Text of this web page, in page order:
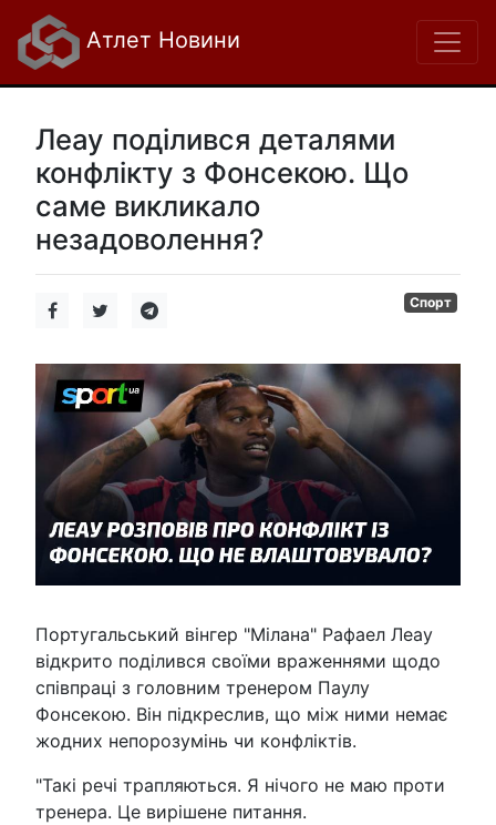
Атлет Новини
Леау поділився деталями
конфлікту з Фонсекою. Що
саме викликало
незадоволення?
Спорт
Португальський вінгер "Мілана" Рафаел Леау
відкрито поділився своїми враженнями щодо
співпраці з головним тренером Паулу
Фонсекою. Він підкреслив, що між ними немає
жодних непорозумінь чи конфліктів.
"Такі речі трапляються. Я нічого не маю проти
тренера. Це вирішене питання.